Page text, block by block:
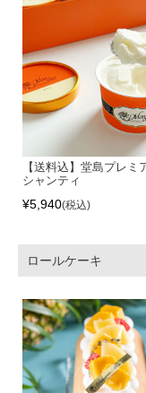
【送料込】堂島プレミ
シャンティ
¥5,940 税込
ロールケーキ